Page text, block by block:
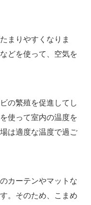
まりやすくなりま
どを使って、空気を
の繁殖を促進してし
使って室内の温度を
は適度な温度で過ご
カーテンやマットな
。そのため、こまめ